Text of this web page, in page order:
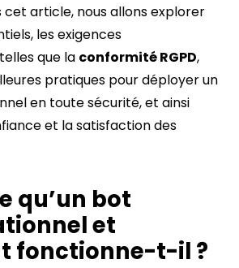
cet article, nous allons explorer
les exigences
que la conformité RGPD,
pratiques pour déployer un
en toute sécurité, et ainsi
et la satisfaction des
qu’un bot
et
fonctionne-t-il ?